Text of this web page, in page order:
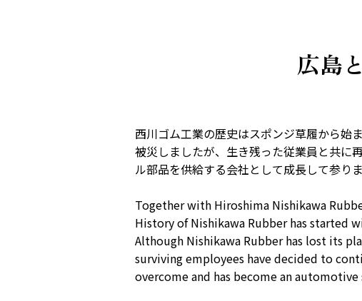
広島
西川ゴム工業の歴史はスポンジ草履から始
被災しましたが、生き残った従業員と共に
ル部品を供給する会社として成長して参りま
Together with Hiroshima Nishikawa
History of Nishikawa Rubber has started
Although Nishikawa Rubber has lost its
surviving employees have decided to
overcome and has become an